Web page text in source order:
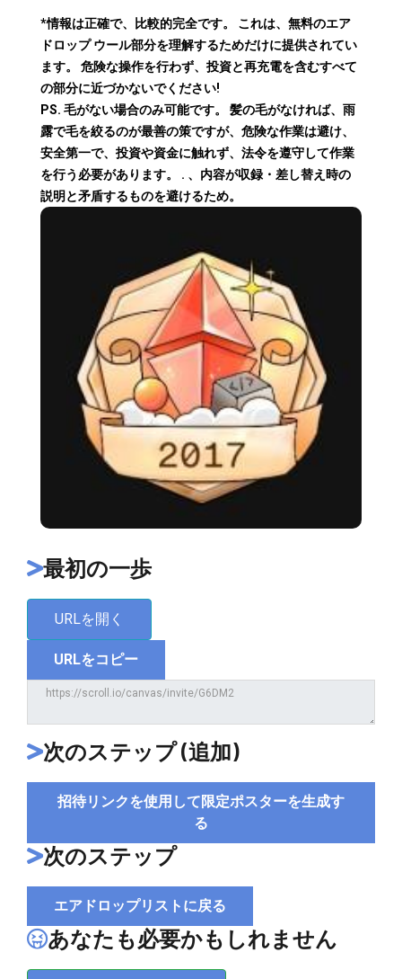
*情報は正確で、比較的完全です。 これは、無料のエア
ドロップ ウール部分を理解するためだけに提供されてい
ます。 危険な操作を行わず、投資と再充電を含むすべて
の部分に近づかないでください!
PS. 毛がない場合のみ可能です。 髪の毛がなければ、雨
露で毛を絞るのが最善の策ですが、危険な作業は避け、
安全第一で、投資や資金に触れず、法令を遵守して作業
を行う必要があります。 . 、内容が収録・差し替え時の
説明と矛盾するものを避けるため。
最初の一歩
URLを開く
URLをコピー
次のステップ (追加)
招待リンクを使用して限定ポスターを生成す
る
次のステップ
エアドロップリストに戻る
あなたも必要かもしれません